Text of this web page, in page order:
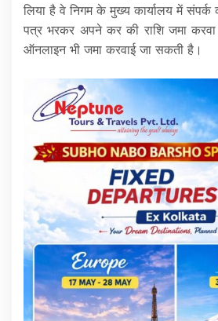
लिया है वे निगम के मुख्य कार्यालय में संपर्क
पत्र भरकर अपने कर की राशि जमा
ऑनलाइन भी जमा करवाई जा सकती है।